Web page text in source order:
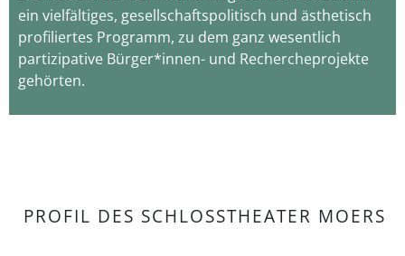
ein vielfältiges, gesellschaftspolitisch und ästhetisch
profiliertes Programm, zu dem ganz wesentlich
partizipative Bürger*innen- und Rechercheprojekte
gehörten.
PROFIL DES SCHLOSSTHEATER MOERS